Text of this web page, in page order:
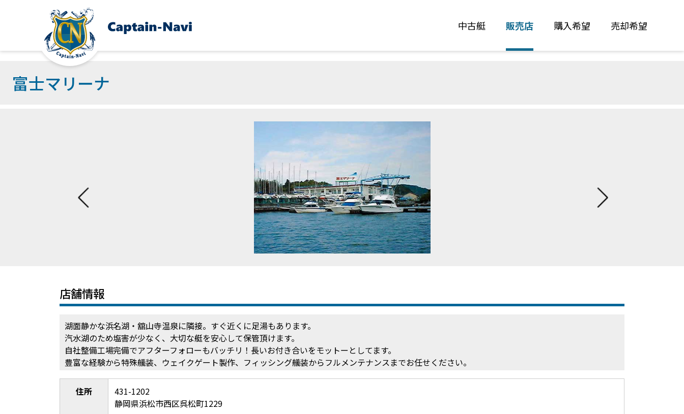
中古艇 販売店 購入希望 売却希望
富士マリーナ
店舗情報
湖面静かな浜名湖・舘山寺温泉に隣接。すぐ近くに足湯もあります。
汽水湖のため塩害が少なく、大切な艇を安心して保管頂けます。
自社整備工場完備でアフターフォローもバッチリ！長いお付き合いをモットーとしてます。
豊富な経験から特殊艤装、ウェイクゲート製作、フィッシング艤装からフルメンテナンスまでお任せください。
住所
431-1202
静岡県浜松市西区呉松町1229